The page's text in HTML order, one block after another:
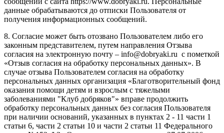
данные обрабатываются до отписки Пользователя от
получения информационных сообщений.
8. Согласие может быть отозвано Пользователем либо его
законным представителем, путем направления Отзыва
согласия на электронную почту – info@dobryaki.ru с пометкой
«Отзыв согласия на обработку персональных данных». В
случае отзыва Пользователем согласия на обработку
персональных данных организация «Благотворительный фонд
оказания помощи детям и взрослым с тяжелыми
заболеваниями "Клуб добряков"» вправе продолжить
обработку персональных данных без согласия Пользователя
при наличии оснований, указанных в пунктах 2 - 11 части 1
статьи 6, части 2 статьи 10 и части 2 статьи 11 Федерального